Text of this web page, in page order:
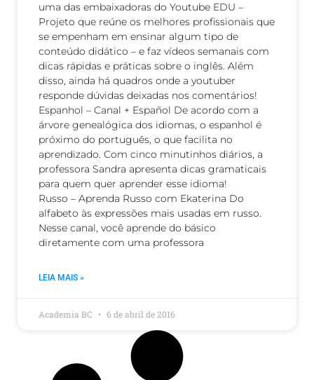
uma das embaixadoras do Youtube EDU –
Projeto que reúne os melhores profissionais que
se empenham em ensinar algum tipo de
conteúdo didático – e faz vídeos semanais com
dicas rápidas e práticas sobre o inglês. Além
disso, ainda há quadros onde a youtuber
responde dúvidas deixadas nos comentários!
Espanhol – Canal + Español De acordo com a
árvore genealógica dos idiomas, o espanhol é
próximo do português, o que facilita no
aprendizado. Com cinco minutinhos diários, a
professora Sandra apresenta dicas gramaticais
para quem quer aprender esse idioma!
Russo – Aprenda Russo com Ekaterina Do
alfabeto às expressões mais usadas em russo.
Nesse canal, você aprende do básico
diretamente com uma professora
LEIA MAIS »
Academia BC 6 de abril de 2016